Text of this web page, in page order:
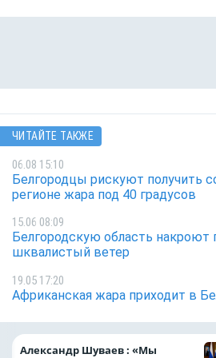
ЧИТАЙТЕ ТАКЖЕ
06.08 15:10
Белгородцы рискуют получить
регионе жара под 40 градусов
15.06 08:09
Белгородскую область накроют
шквалистый ветер
19.05 17:20
Африканская жара приходит в
Александр Шуваев : «Мы